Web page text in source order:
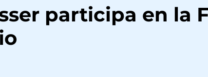
participa en la